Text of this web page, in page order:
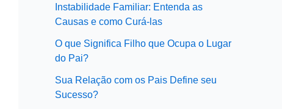
Instabilidade Familiar: Entenda as
Causas e como Curá-las
O que Significa Filho que Ocupa o Lugar
do Pai?
Sua Relação com os Pais Define seu
Sucesso?